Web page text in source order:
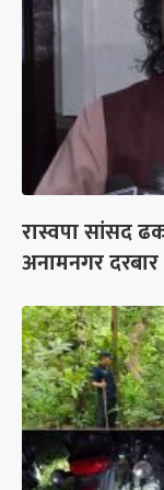
रास्वपा सांसद
अनामनगर दरबार